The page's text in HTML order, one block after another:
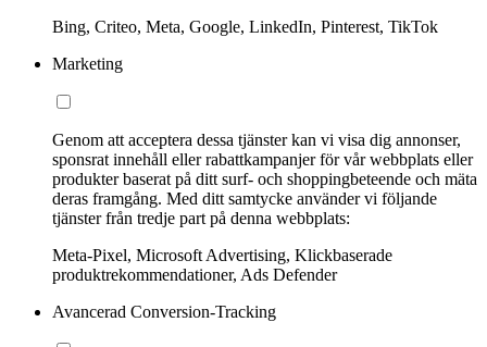
Bing, Criteo, Meta, Google, LinkedIn, Pinterest, TikTok
Marketing
Genom att acceptera dessa tjänster kan vi visa dig annonser,
sponsrat innehåll eller rabattkampanjer för vår webbplats eller
produkter baserat på ditt surf- och shoppingbeteende och mäta
deras framgång. Med ditt samtycke använder vi följande
tjänster från tredje part på denna webbplats:
Meta-Pixel, Microsoft Advertising, Klickbaserade
produktrekommendationer, Ads Defender
Avancerad Conversion-Tracking